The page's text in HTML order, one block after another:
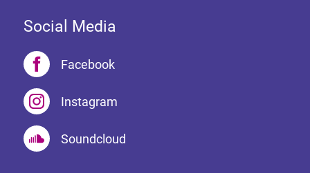
Social Media
Facebook
Instagram
Soundcloud